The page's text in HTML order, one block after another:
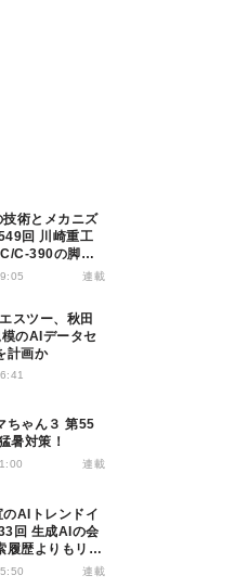
回 川崎重工
C-390の脚は
着装置は複雑
連載
のAIデータセ
計画か
ちゃん３ 第55
暑対策！
連載
回 生成AIの会
履歴よりもリス
ちに情報漏洩対
連載